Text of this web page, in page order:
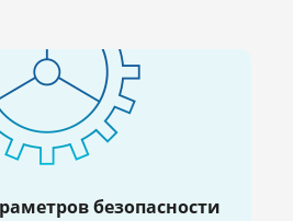
безопасности